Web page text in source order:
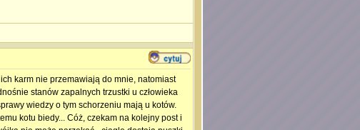
karm nie przemawiają do mnie, natomiast
stanów zapalnych trzustki u człowieka
wiedzy o tym schorzeniu mają u kotów.
kotu biedy... Cóż, czekam na kolejny post i